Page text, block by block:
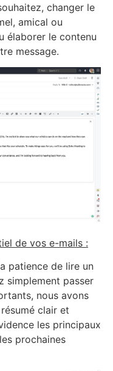
changer le
amical ou
élaborer le contenu
message.
de vos e-mails :
patience de lire un
simplement passer
nous avons
clair et
les principaux
prochaines